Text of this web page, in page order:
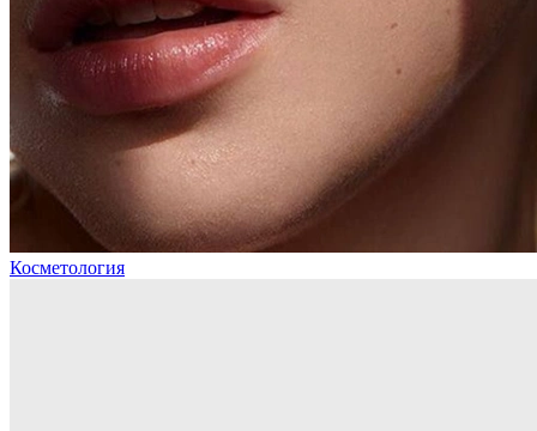
Косметология